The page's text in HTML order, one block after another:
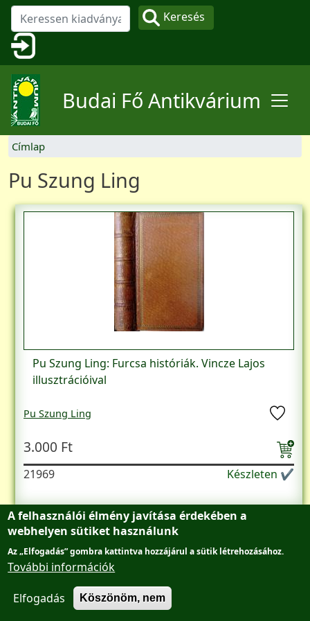
Ugrás a tartalomra
Keresés
Felhasználói fiók menüje
Budai Fő Antikvárium
Címlap
Pu Szung Ling
Pu Szung Ling: Furcsa históriák. Vincze Lajos
illusztrációival
Pu Szung Ling
3.000 Ft
21969 Készleten ✔
Lábléc menü
Adatvédelmi tájékoztató
AntikvárBudán
Kapcsolat
A felhasználói élmény javítása érdekében a
webhelyen sütiket használunk
Az „Elfogadás” gombra kattintva hozzájárul a sütik létrehozásához.
További információk
Elfogadás Köszönöm, nem